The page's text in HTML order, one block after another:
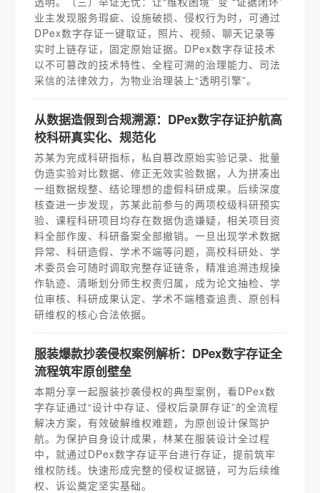
业主发现服务瑕疵、设施破损、侵权行为时，可通过
DPex数字存证一键取证，照片、视频、聊天记录等
实时上链存证，固定原始证据。DPex数字存证技术
以不可篡改的技术特性、全程可溯的治理能力、司法
采信的法律效力，为物业治理装上“透明引擎”。
从数据造假到合规溯源：DPex数字存证护航高
校科研真实化、规范化
苏某为完成科研指标，私自篡改原始实验记录、批量
伪造实验对比数据、修正无效实验数据，人为拼凑出
一组数据规整、结论理想的虚假科研成果。后续深度
核查进一步发现，苏某此前参与的两项校级科研预实
验、课程科研项目均存在数据伪造嫌疑，相关项目资
料全部作废、科研备案全部撤销。一旦出现学术数据
异常、科研造假、学术不端等问题，高校科研处、学
术委员会可随时调取完整存证链条，精准追溯违规操
作轨迹、清晰划分师生权责归属，成为论文抽检、学
位审核、科研成果认定、学术不端稽查追责、原创科
研维权的核心合法依据。
服装爆款抄袭侵权案例解析：DPex数字存证全
流程筑牢原创壁垒
本期分享一起服装抄袭侵权的典型案例，看DPex数
字存证通过“设计中存证、侵权后录屏存证”的全流程
解决方案，有效破解维权难题，为原创设计保驾护
航。为保护自身设计成果，林某在服装设计全过程
中，就通过DPex数字存证平台进行存证，提前筑牢
维权防线。快速形成完整的侵权证据链，可为后续维
权、诉讼奠定坚实基础。